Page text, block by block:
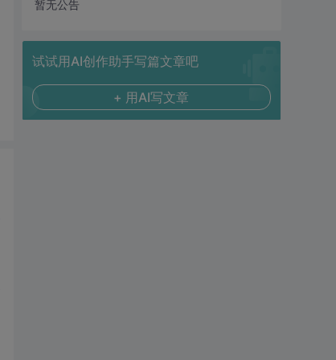
暂无公告
试试用AI创作助手写篇文章吧
+ 用AI写文章